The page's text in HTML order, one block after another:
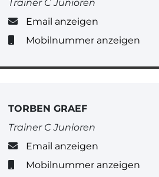
Trainer C Junioren
Email anzeigen
Mobilnummer anzeigen
TORBEN GRAEF
Trainer C Junioren
Email anzeigen
Mobilnummer anzeigen